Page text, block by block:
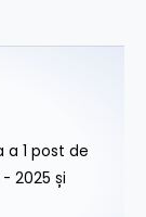
a 1 post de
- 2025 și